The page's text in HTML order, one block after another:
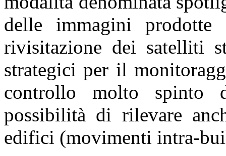
delle immagini
rivisitazione dei satelliti
strategici per il
controllo molto spinto
possibilità di rilevare
edifici (movimenti intra-